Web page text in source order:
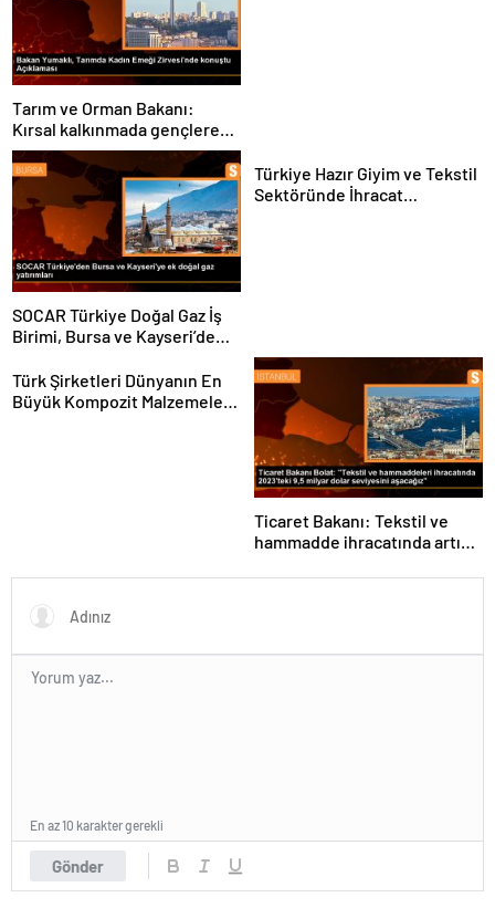
Tarım ve Orman Bakanı:
Kırsal kalkınmada gençlere
ve kadınlara pozitif ayrımcılık
yapıyoruz
SOCAR Türkiye Doğal Gaz İş
Birimi, Bursa ve Kayseri’de
Türkiye Hazır Giyim ve Tekstil
Sektöründe İhracat
Türk Şirketleri Dünyanın En
Büyük Kompozit Malzemeler
Ticaret Bakanı: Tekstil ve
hammadde ihracatında artış
Gönder
En az 10 karakter gerekli